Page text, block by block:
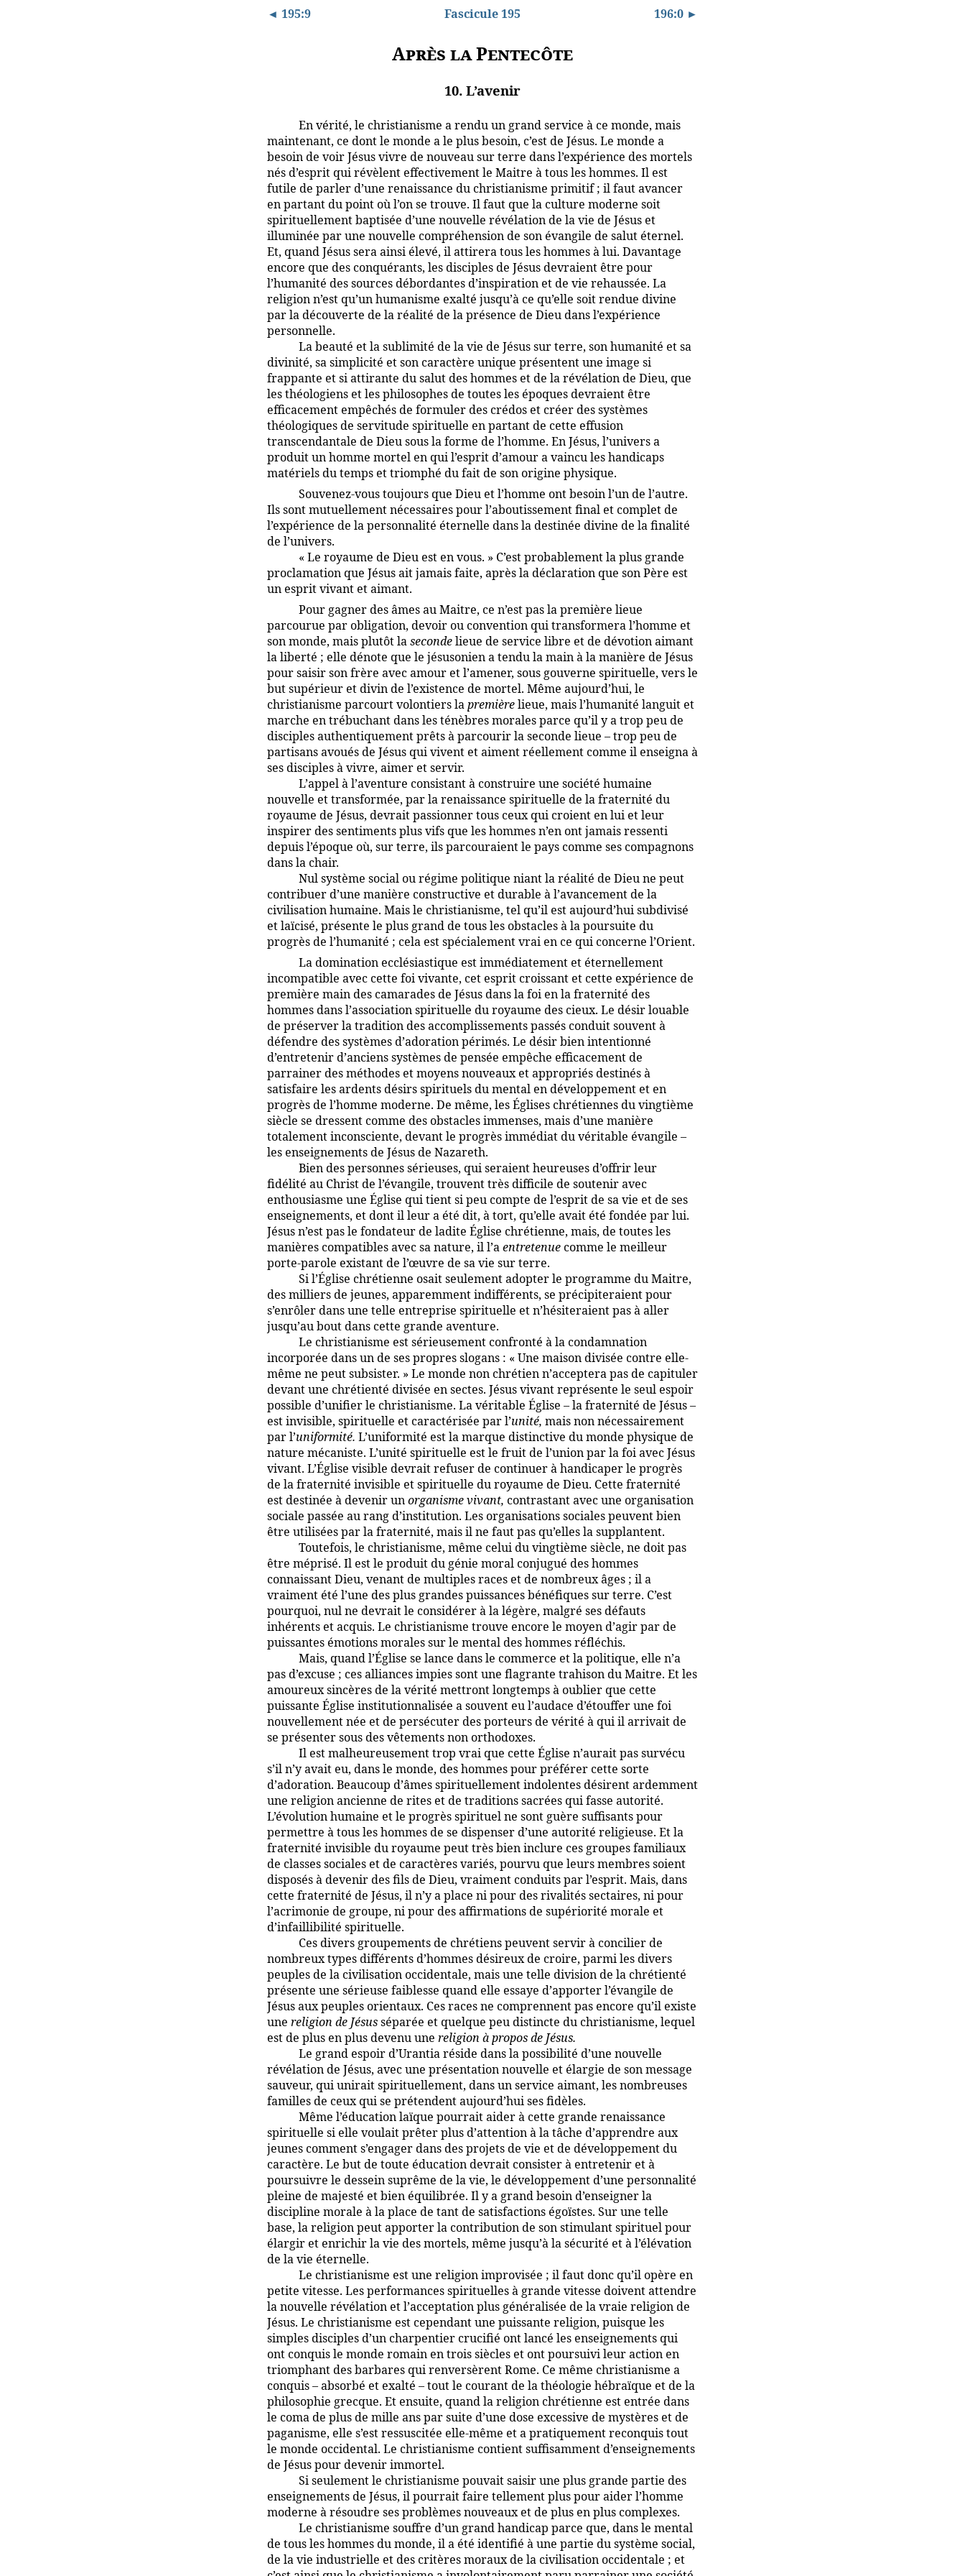
◄ 195:9 Fascicule 195 196:0 ►
Après la Pentecôte
10. L’avenir
En vérité, le christianisme a rendu un grand service à ce monde, mais
maintenant, ce dont le monde a le plus besoin, c’est de Jésus. Le monde a
besoin de voir Jésus vivre de nouveau sur terre dans l’expérience des mortels
nés d’esprit qui révèlent effectivement le Maitre à tous les hommes. Il est
futile de parler d’une renaissance du christianisme primitif ; il faut avancer
en partant du point où l’on se trouve. Il faut que la culture moderne soit
spirituellement baptisée d’une nouvelle révélation de la vie de Jésus et
illuminée par une nouvelle compréhension de son évangile de salut éternel.
Et, quand Jésus sera ainsi élevé, il attirera tous les hommes à lui. Davantage
encore que des conquérants, les disciples de Jésus devraient être pour
l’humanité des sources débordantes d’inspiration et de vie rehaussée. La
religion n’est qu’un humanisme exalté jusqu’à ce qu’elle soit rendue divine
par la découverte de la réalité de la présence de Dieu dans l’expérience
personnelle.
La beauté et la sublimité de la vie de Jésus sur terre, son humanité et sa
divinité, sa simplicité et son caractère unique présentent une image si
frappante et si attirante du salut des hommes et de la révélation de Dieu, que
les théologiens et les philosophes de toutes les époques devraient être
efficacement empêchés de formuler des crédos et créer des systèmes
théologiques de servitude spirituelle en partant de cette effusion
transcendantale de Dieu sous la forme de l’homme. En Jésus, l’univers a
produit un homme mortel en qui l’esprit d’amour a vaincu les handicaps
matériels du temps et triomphé du fait de son origine physique.
Souvenez-vous toujours que Dieu et l’homme ont besoin l’un de l’autre.
Ils sont mutuellement nécessaires pour l’aboutissement final et complet de
l’expérience de la personnalité éternelle dans la destinée divine de la finalité
de l’univers.
« Le royaume de Dieu est en vous. » C’est probablement la plus grande
proclamation que Jésus ait jamais faite, après la déclaration que son Père est
un esprit vivant et aimant.
Pour gagner des âmes au Maitre, ce n’est pas la première lieue
parcourue par obligation, devoir ou convention qui transformera l’homme et
son monde, mais plutôt lasecondelieue de service libre et de dévotion aimant
la liberté ; elle dénote que le jésusonien a tendu la main à la manière de Jésus
pour saisir son frère avec amour et l’amener, sous gouverne spirituelle, vers le
but supérieur et divin de l’existence de mortel. Même aujourd’hui, le
christianisme parcourt volontiers lapremièrelieue, mais l’humanité languit et
marche en trébuchant dans les ténèbres morales parce qu’il y a trop peu de
disciples authentiquement prêts à parcourir la seconde lieue – trop peu de
partisans avoués de Jésus qui vivent et aiment réellement comme il enseigna à
ses disciples à vivre, aimer et servir.
L’appel à l’aventure consistant à construire une société humaine
nouvelle et transformée, par la renaissance spirituelle de la fraternité du
royaume de Jésus, devrait passionner tous ceux qui croient en lui et leur
inspirer des sentiments plus vifs que les hommes n’en ont jamais ressenti
depuis l’époque où, sur terre, ils parcouraient le pays comme ses compagnons
dans la chair.
Nul système social ou régime politique niant la réalité de Dieu ne peut
contribuer d’une manière constructive et durable à l’avancement de la
civilisation humaine. Mais le christianisme, tel qu’il est aujourd’hui subdivisé
et laïcisé, présente le plus grand de tous les obstacles à la poursuite du
progrès de l’humanité ; cela est spécialement vrai en ce qui concerne l’Orient.
La domination ecclésiastique est immédiatement et éternellement
incompatible avec cette foi vivante, cet esprit croissant et cette expérience de
première main des camarades de Jésus dans la foi en la fraternité des
hommes dans l’association spirituelle du royaume des cieux. Le désir louable
de préserver la tradition des accomplissements passés conduit souvent à
défendre des systèmes d’adoration périmés. Le désir bien intentionné
d’entretenir d’anciens systèmes de pensée empêche efficacement de
parrainer des méthodes et moyens nouveaux et appropriés destinés à
satisfaire les ardents désirs spirituels du mental en développement et en
progrès de l’homme moderne. De même, les Églises chrétiennes du vingtième
siècle se dressent comme des obstacles immenses, mais d’une manière
totalement inconsciente, devant le progrès immédiat du véritable évangile –
les enseignements de Jésus de Nazareth.
Bien des personnes sérieuses, qui seraient heureuses d’offrir leur
fidélité au Christ de l’évangile, trouvent très difficile de soutenir avec
enthousiasme une Église qui tient si peu compte de l’esprit de sa vie et de ses
enseignements, et dont il leur a été dit, à tort, qu’elle avait été fondée par lui.
Jésus n’est pas le fondateur de ladite Église chrétienne, mais, de toutes les
manières compatibles avec sa nature, il l’aentretenuecomme le meilleur
porte-parole existant de l’œuvre de sa vie sur terre.
Si l’Église chrétienne osait seulement adopter le programme du Maitre,
des milliers de jeunes, apparemment indifférents, se précipiteraient pour
s’enrôler dans une telle entreprise spirituelle et n’hésiteraient pas à aller
jusqu’au bout dans cette grande aventure.
Le christianisme est sérieusement confronté à la condamnation
incorporée dans un de ses propres slogans : « Une maison divisée contre elle-
même ne peut subsister. » Le monde non chrétien n’acceptera pas de capituler
devant une chrétienté divisée en sectes. Jésus vivant représente le seul espoir
possible d’unifier le christianisme. La véritable Église – la fraternité de Jésus –
est invisible, spirituelle et caractérisée par l’unité, mais non nécessairement
par l’uniformité. L’uniformité est la marque distinctive du monde physique de
nature mécaniste. L’unité spirituelle est le fruit de l’union par la foi avec Jésus
vivant. L’Église visible devrait refuser de continuer à handicaper le progrès
de la fraternité invisible et spirituelle du royaume de Dieu. Cette fraternité
est destinée à devenir unorganisme vivant, contrastant avec une organisation
sociale passée au rang d’institution. Les organisations sociales peuvent bien
être utilisées par la fraternité, mais il ne faut pas qu’elles la supplantent.
Toutefois, le christianisme, même celui du vingtième siècle, ne doit pas
être méprisé. Il est le produit du génie moral conjugué des hommes
connaissant Dieu, venant de multiples races et de nombreux âges ; il a
vraiment été l’une des plus grandes puissances bénéfiques sur terre. C’est
pourquoi, nul ne devrait le considérer à la légère, malgré ses défauts
inhérents et acquis. Le christianisme trouve encore le moyen d’agir par de
puissantes émotions morales sur le mental des hommes réfléchis.
Mais, quand l’Église se lance dans le commerce et la politique, elle n’a
pas d’excuse ; ces alliances impies sont une flagrante trahison du Maitre. Et les
amoureux sincères de la vérité mettront longtemps à oublier que cette
puissante Église institutionnalisée a souvent eu l’audace d’étouffer une foi
nouvellement née et de persécuter des porteurs de vérité à qui il arrivait de
se présenter sous des vêtements non orthodoxes.
Il est malheureusement trop vrai que cette Église n’aurait pas survécu
s’il n’y avait eu, dans le monde, des hommes pour préférer cette sorte
d’adoration. Beaucoup d’âmes spirituellement indolentes désirent ardemment
une religion ancienne de rites et de traditions sacrées qui fasse autorité.
L’évolution humaine et le progrès spirituel ne sont guère suffisants pour
permettre à tous les hommes de se dispenser d’une autorité religieuse. Et la
fraternité invisible du royaume peut très bien inclure ces groupes familiaux
de classes sociales et de caractères variés, pourvu que leurs membres soient
disposés à devenir des fils de Dieu, vraiment conduits par l’esprit. Mais, dans
cette fraternité de Jésus, il n’y a place ni pour des rivalités sectaires, ni pour
l’acrimonie de groupe, ni pour des affirmations de supériorité morale et
d’infaillibilité spirituelle.
Ces divers groupements de chrétiens peuvent servir à concilier de
nombreux types différents d’hommes désireux de croire, parmi les divers
peuples de la civilisation occidentale, mais une telle division de la chrétienté
présente une sérieuse faiblesse quand elle essaye d’apporter l’évangile de
Jésus aux peuples orientaux. Ces races ne comprennent pas encore qu’il existe
une religion de Jésusséparée et quelque peu distincte du christianisme, lequel
est de plus en plus devenu une religion à propos de Jésus.
Le grand espoir d’Urantia réside dans la possibilité d’une nouvelle
révélation de Jésus, avec une présentation nouvelle et élargie de son message
sauveur, qui unirait spirituellement, dans un service aimant, les nombreuses
familles de ceux qui se prétendent aujourd’hui ses fidèles.
Même l’éducation laïque pourrait aider à cette grande renaissance
spirituelle si elle voulait prêter plus d’attention à la tâche d’apprendre aux
jeunes comment s’engager dans des projets de vie et de développement du
caractère. Le but de toute éducation devrait consister à entretenir et à
poursuivre le dessein suprême de la vie, le développement d’une personnalité
pleine de majesté et bien équilibrée. Il y a grand besoin d’enseigner la
discipline morale à la place de tant de satisfactions égoïstes. Sur une telle
base, la religion peut apporter la contribution de son stimulant spirituel pour
élargir et enrichir la vie des mortels, même jusqu’à la sécurité et à l’élévation
de la vie éternelle.
Le christianisme est une religion improvisée ; il faut donc qu’il opère en
petite vitesse. Les performances spirituelles à grande vitesse doivent attendre
la nouvelle révélation et l’acceptation plus généralisée de la vraie religion de
Jésus. Le christianisme est cependant une puissante religion, puisque les
simples disciples d’un charpentier crucifié ont lancé les enseignements qui
ont conquis le monde romain en trois siècles et ont poursuivi leur action en
triomphant des barbares qui renversèrent Rome. Ce même christianisme a
conquis – absorbé et exalté – tout le courant de la théologie hébraïque et de la
philosophie grecque. Et ensuite, quand la religion chrétienne est entrée dans
le coma de plus de mille ans par suite d’une dose excessive de mystères et de
paganisme, elle s’est ressuscitée elle-même et a pratiquement reconquis tout
le monde occidental. Le christianisme contient suffisamment d’enseignements
de Jésus pour devenir immortel.
Si seulement le christianisme pouvait saisir une plus grande partie des
enseignements de Jésus, il pourrait faire tellement plus pour aider l’homme
moderne à résoudre ses problèmes nouveaux et de plus en plus complexes.
Le christianisme souffre d’un grand handicap parce que, dans le mental
de tous les hommes du monde, il a été identifié à une partie du système social,
de la vie industrielle et des critères moraux de la civilisation occidentale ; et